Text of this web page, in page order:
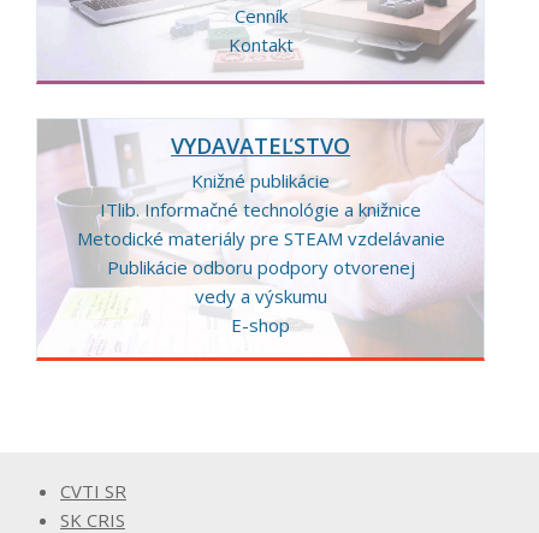
Cenník
Kontakt
VYDAVATEĽSTVO
Knižné publikácie
ITlib. Informačné technológie a knižnice
Metodické materiály pre STEAM vzdelávanie
Publikácie odboru podpory otvorenej
vedy a výskumu
E-shop
CVTI SR
SK CRIS